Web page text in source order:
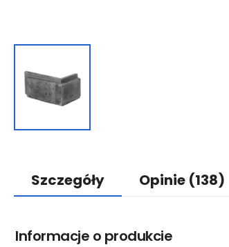
Szczegóły Opinie (138)
Informacje o produkcie